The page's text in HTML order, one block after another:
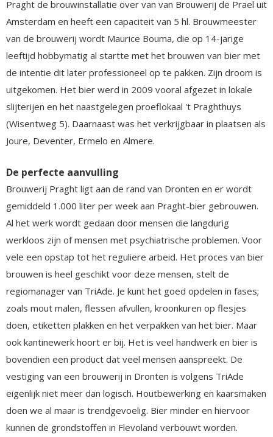
Praght de brouwinstallatie over van van Brouwerij de Prael uit
Amsterdam en heeft een capaciteit van 5 hl. Brouwmeester
van de brouwerij wordt Maurice Bouma, die op 14-jarige
leeftijd hobbymatig al startte met het brouwen van bier met
de intentie dit later professioneel op te pakken. Zijn droom is
uitgekomen. Het bier werd in 2009 vooral afgezet in lokale
slijterijen en het naastgelegen proeflokaal 't Praghthuys
(Wisentweg 5). Daarnaast was het verkrijgbaar in plaatsen als
Joure, Deventer, Ermelo en Almere.
De perfecte aanvulling
Brouwerij Praght ligt aan de rand van Dronten en er wordt
gemiddeld 1.000 liter per week aan Praght-bier gebrouwen.
Al het werk wordt gedaan door mensen die langdurig
werkloos zijn of mensen met psychiatrische problemen. Voor
vele een opstap tot het reguliere arbeid. Het proces van bier
brouwen is heel geschikt voor deze mensen, stelt de
regiomanager van TriAde. Je kunt het goed opdelen in fases;
zoals mout malen, flessen afvullen, kroonkuren op flesjes
doen, etiketten plakken en het verpakken van het bier. Maar
ook kantinewerk hoort er bij. Het is veel handwerk en bier is
bovendien een product dat veel mensen aanspreekt. De
vestiging van een brouwerij in Dronten is volgens TriAde
eigenlijk niet meer dan logisch. Houtbewerking en kaarsmaken
doen we al maar is trendgevoelig. Bier minder en hiervoor
kunnen de grondstoffen in Flevoland verbouwt worden.